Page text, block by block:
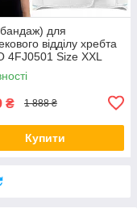
для
відділу хребта
4FJ0501 Size XXL
₴ 1 888 ₴
Купити